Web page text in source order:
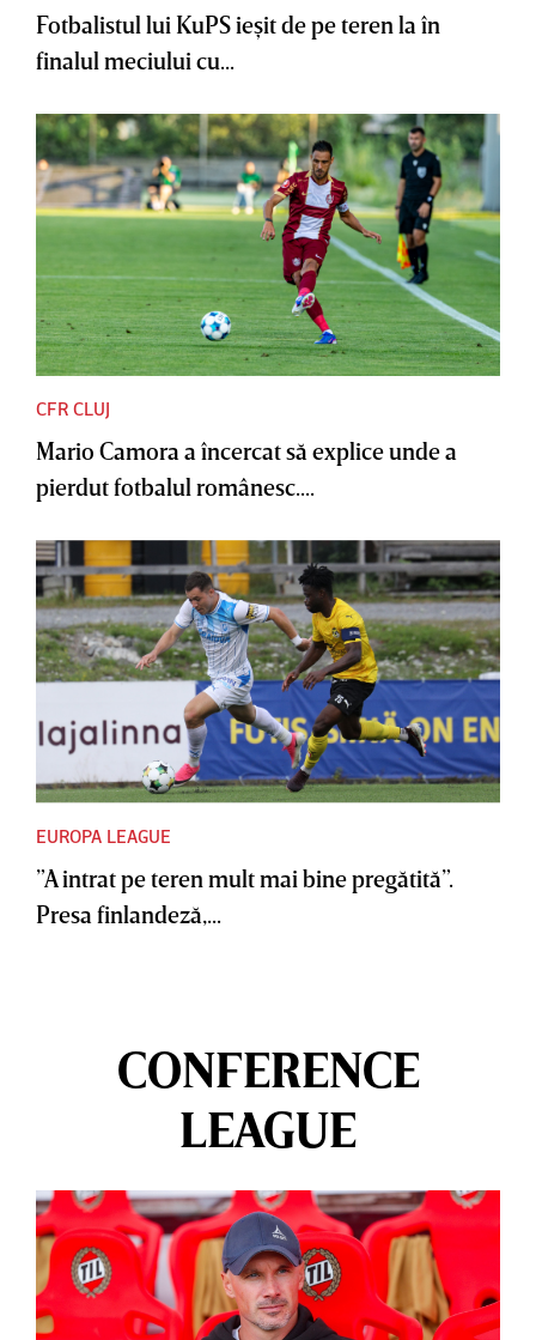
Fotbalistul lui KuPS ieşit de pe teren la în
finalul meciului cu...
CFR CLUJ
Mario Camora a încercat să explice unde a
pierdut fotbalul românesc....
EUROPA LEAGUE
”A intrat pe teren mult mai bine pregătită”.
Presa finlandeză,...
CONFERENCE
LEAGUE